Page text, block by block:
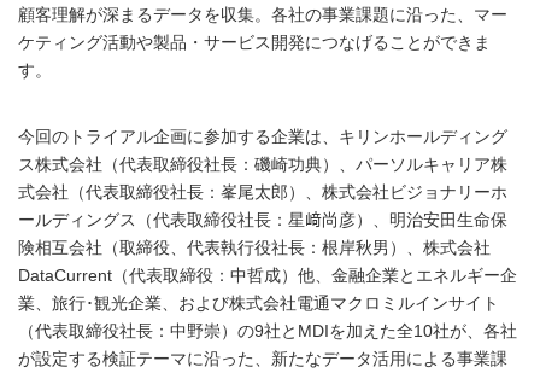
顧客理解が深まるデータを収集。各社の事業課題に沿った、マー
ケティング活動や製品・サービス開発につなげることができま
す。
今回のトライアル企画に参加する企業は、キリンホールディング
ス株式会社（代表取締役社長：磯崎功典）、パーソルキャリア株
式会社（代表取締役社長：峯尾太郎）、株式会社ビジョナリーホ
ールディングス（代表取締役社長：星﨑尚彦）、明治安田生命保
険相互会社（取締役、代表執行役社長：根岸秋男）、株式会社
DataCurrent（代表取締役：中哲成）他、金融企業とエネルギー企
業、旅行･観光企業、および株式会社電通マクロミルインサイト
（代表取締役社長：中野崇）の9社とMDIを加えた全10社が、各社
が設定する検証テーマに沿った、新たなデータ活用による事業課